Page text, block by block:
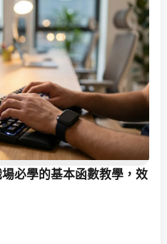
必學的基本函數教學，效